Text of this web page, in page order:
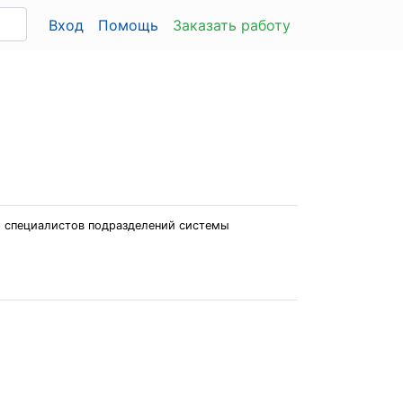
Вход Помощь Заказать работу
подразделений системы